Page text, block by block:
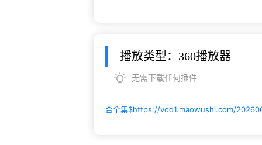
播放类型：360播放器
无需下载任何插件
合全集$https://vod1.maowushi.com/